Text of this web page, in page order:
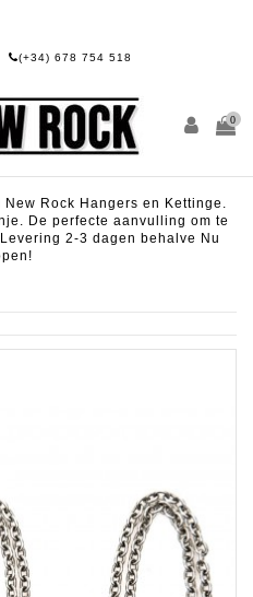
(+34) 678 754 518
0
New Rock Hangers en Kettinge.
De perfecte aanvulling om te
2-3 dagen behalve Nu